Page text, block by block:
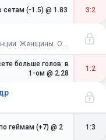
(-1.5) @ 1.83 3:2
Теннис / Открытый чемпионат Франции. Женщины. Одиночный разряд. 1/16 финала
больше голов: в
1-ом @ 2.28
1:2
геймам (+7) @ 2 1:3